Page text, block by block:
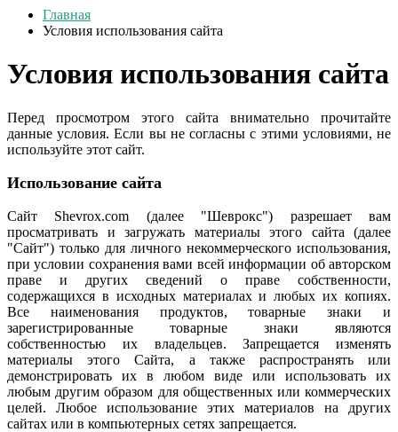
Главная
Условия использования сайта
Условия использования сайта
Перед просмотром этого сайта внимательно прочитайте
данные условия. Если вы не согласны с этими условиями, не
используйте этот сайт.
Использование сайта
Сайт Shevrox.com (далее "Шеврокс") разрешает вам
просматривать и загружать материалы этого сайта (далее
"Сайт") только для личного некоммерческого использования,
при условии сохранения вами всей информации об авторском
праве и других сведений о праве собственности,
содержащихся в исходных материалах и любых их копиях.
Все наименования продуктов, товарные знаки и
зарегистрированные товарные знаки являются
собственностью их владельцев. Запрещается изменять
материалы этого Сайта, а также распространять или
демонстрировать их в любом виде или использовать их
любым другим образом для общественных или коммерческих
целей. Любое использование этих материалов на других
сайтах или в компьютерных сетях запрещается.